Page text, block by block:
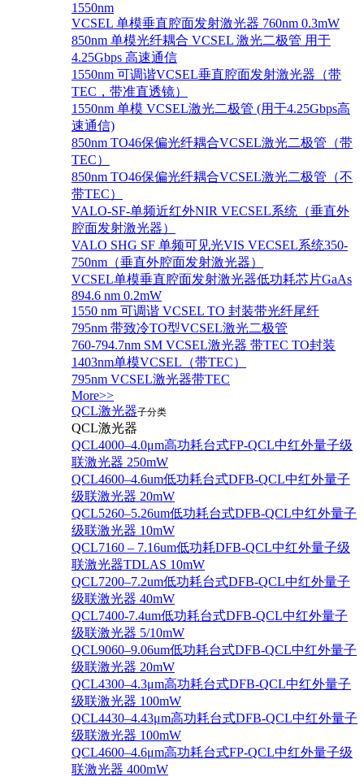
1550nm
VCSEL 单模垂直腔面发射激光器 760nm 0.3mW
850nm 单模光纤耦合 VCSEL 激光二极管 用于
4.25Gbps 高速通信
1550nm 可调谐VCSEL垂直腔面发射激光器（带
TEC，带准直透镜）
1550nm 单模 VCSEL激光二极管 (用于4.25Gbps高
速通信)
850nm TO46保偏光纤耦合VCSEL激光二极管（带
TEC）
850nm TO46保偏光纤耦合VCSEL激光二极管（不
带TEC）
VALO-SF-单频近红外NIR VECSEL系统（垂直外
腔面发射激光器）
VALO SHG SF 单频可见光VIS VECSEL系统350-
750nm（垂直外腔面发射激光器）
VCSEL单模垂直腔面发射激光器低功耗芯片GaAs
894.6 nm 0.2mW
1550 nm 可调谐 VCSEL TO 封装带光纤尾纤
795nm 带致冷TO型VCSEL激光二极管
760-794.7nm SM VCSEL激光器 带TEC TO封装
1403nm单模VCSEL（带TEC）
795nm VCSEL激光器带TEC
More>>
QCL激光器子分类
QCL激光器
QCL4000–4.0μm高功耗台式FP-QCL中红外量子级
联激光器 250mW
QCL4600–4.6um低功耗台式DFB-QCL中红外量子
级联激光器 20mW
QCL5260–5.26um低功耗台式DFB-QCL中红外量子
级联激光器 10mW
QCL7160 – 7.16um低功耗DFB-QCL中红外量子级
联激光器TDLAS 10mW
QCL7200–7.2um低功耗台式DFB-QCL中红外量子
级联激光器 40mW
QCL7400-7.4um低功耗台式DFB-QCL中红外量子
级联激光器 5/10mW
QCL9060–9.06um低功耗台式DFB-QCL中红外量子
级联激光器 20mW
QCL4300–4.3μm高功耗台式DFB-QCL中红外量子
级联激光器 100mW
QCL4430–4.43μm高功耗台式DFB-QCL中红外量子
级联激光器 100mW
QCL4600–4.6μm高功耗台式FP-QCL中红外量子级
联激光器 400mW